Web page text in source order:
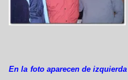
En la foto aparecen de